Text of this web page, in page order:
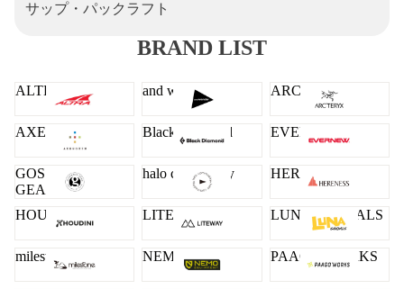
サップ・パックラフト
BRAND LIST
ALTRA and wander ARC'TERYX
AXESQUIN Black Diamond EVERNEW
GOSSAMER
GEAR
halo commodity HERENESS
HOUDINI LITEWAY LUNA SANDALS
milestone NEMO PAAGO WORKS